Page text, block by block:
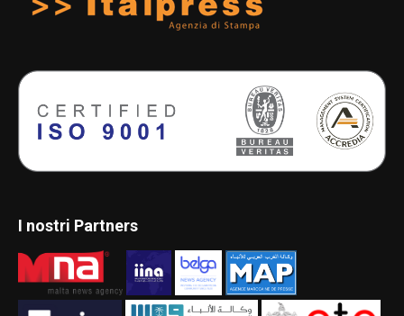
I nostri Partners